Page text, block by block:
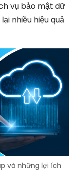
vụ bảo mật dữ
nhiều hiệu quả
và những lợi ích